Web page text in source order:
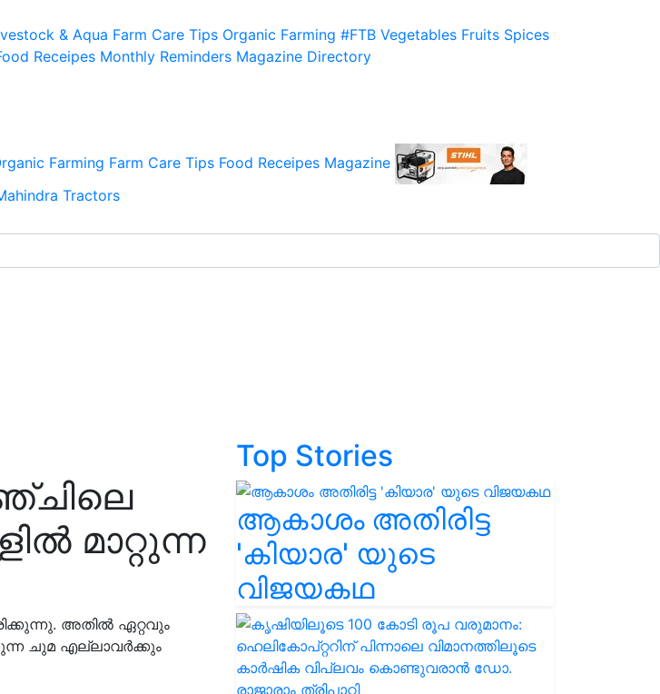
& Aqua Farm Care Tips Organic Farming #FTB Vegetables Fruits Spices
Receipes Monthly Reminders Magazine Directory
Farming Farm Care Tips Food Receipes Magazine
മാറ്റുന്ന
അതിൽ ഏറ്റവും
ചുമ എല്ലാവർക്കും
Top Stories
ആകാശം അതിരിട്ട
'കിയാര' യുടെ
വിജയകഥ